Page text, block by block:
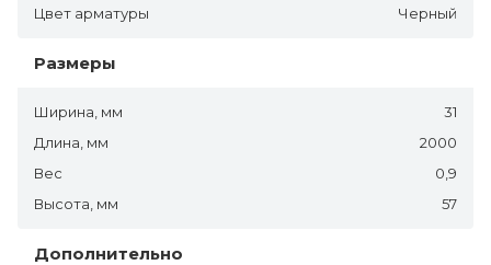
Цвет арматуры Черный
Размеры
Ширина, мм
31
Длина, мм
2000
Вес
0,9
Высота, мм
57
Дополнительно